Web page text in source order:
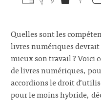
Quelles sont les
livres numériques
mieux son travail ? Voici
de livres numériques,
accordions le droit
pour le moins hybride,